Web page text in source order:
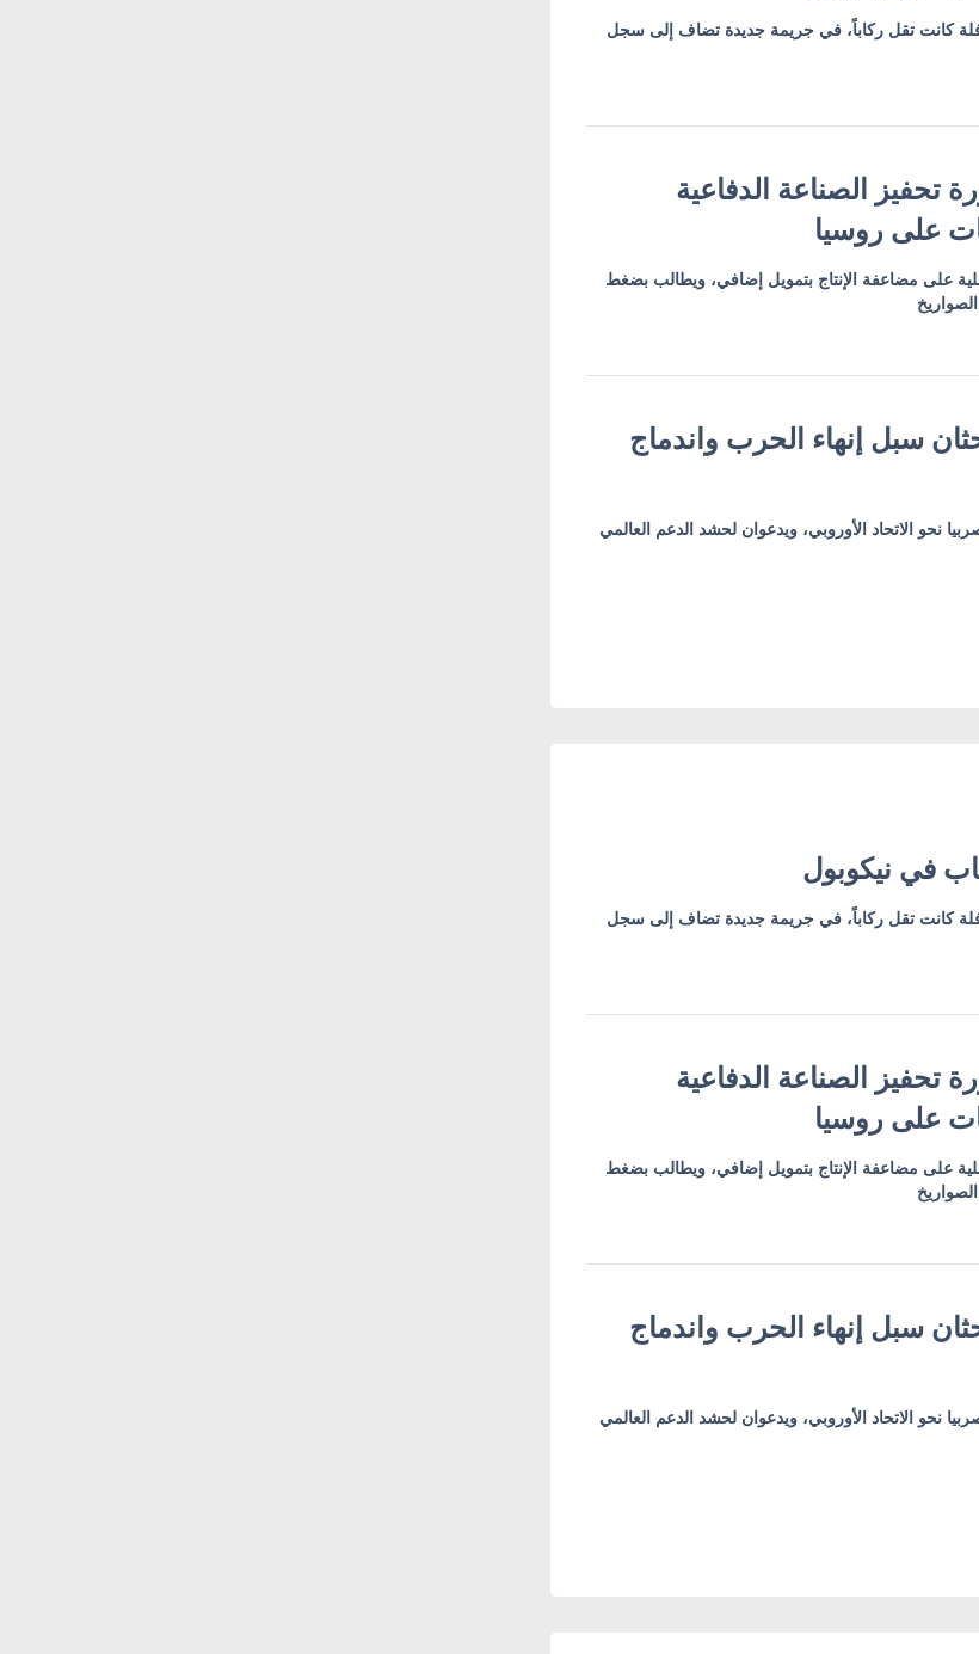
كانت تقل ركاباً، في جريمة جديدة تضاف إلى سجل
تحفيز الصناعة الدفاعية
على روسيا
على مضاعفة الإنتاج بتمويل إضافي، ويطالب بضغط
سبل إنهاء الحرب واندماج
نحو الاتحاد الأوروبي، ويدعوان لحشد الدعم العالمي
في نيكوبول
كانت تقل ركاباً، في جريمة جديدة تضاف إلى سجل
تحفيز الصناعة الدفاعية
على روسيا
على مضاعفة الإنتاج بتمويل إضافي، ويطالب بضغط
سبل إنهاء الحرب واندماج
نحو الاتحاد الأوروبي، ويدعوان لحشد الدعم العالمي